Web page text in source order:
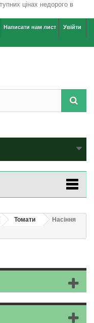
Увійти
Написати нам лист
Томати
Насіння